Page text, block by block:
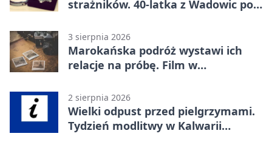
strażników. 40-latka z Wadowic pod
3 sierpnia 2026
Marokańska podróż wystawi ich
relacje na próbę. Film w
2 sierpnia 2026
Wielki odpust przed pielgrzymami.
Tydzień modlitwy w Kalwarii